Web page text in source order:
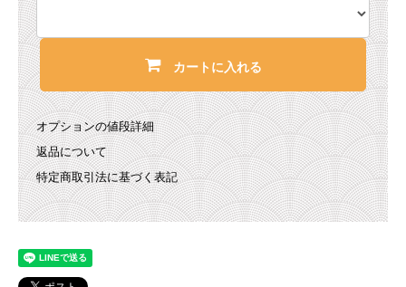
カートに入れる
オプションの値段詳細
返品について
特定商取引法に基づく表記